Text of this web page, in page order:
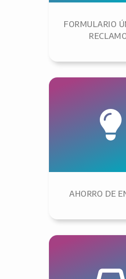
FORMULARIO
AHORRO DE